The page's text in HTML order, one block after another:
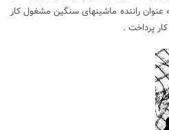
راننده ماشینهای سنگین مشغول کار
پرداخت .